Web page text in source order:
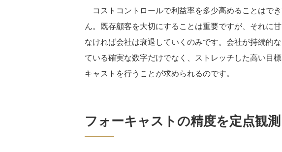
コストコントロールで利益率を多少高めることはで
ん。既存顧客を大切にすることは重要ですが、それに
なければ会社は衰退していくのみです。会社が持続的
ている確実な数字だけでなく、ストレッチした高い目
キャストを行うことが求められるのです。
フォーキャストの精度を定点観